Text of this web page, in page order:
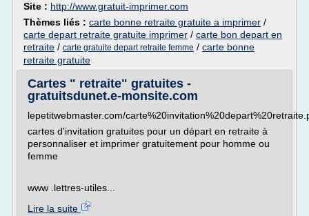
Site : http://www.gratuit-imprimer.com
Thèmes liés : carte bonne retraite gratuite a imprimer /
carte depart retraite gratuite imprimer / carte bon depart en
retraite / carte gratuite depart retraite femme / carte bonne
retraite gratuite
Cartes " retraite" gratuites -
gratuitsdunet.e-monsite.com
lepetitwebmaster.com/
cartes d'invitation gratuites pour un départ en retraite à
personnaliser et imprimer gratuitement pour homme ou
femme
www .lettres-utiles...
Lire la suite